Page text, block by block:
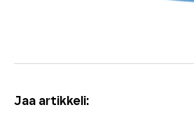
Jaa artikkeli: